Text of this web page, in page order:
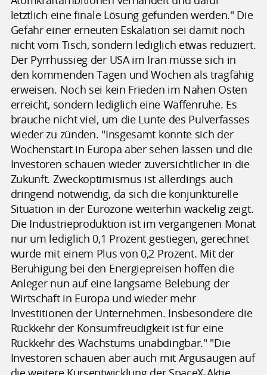
letztlich eine finale Lösung gefunden werden." Die
Gefahr einer erneuten Eskalation sei damit noch
nicht vom Tisch, sondern lediglich etwas reduziert.
Der Pyrrhussieg der USA im Iran müsse sich in
den kommenden Tagen und Wochen als tragfähig
erweisen. Noch sei kein Frieden im Nahen Osten
erreicht, sondern lediglich eine Waffenruhe. Es
brauche nicht viel, um die Lunte des Pulverfasses
wieder zu zünden. "Insgesamt konnte sich der
Wochenstart in Europa aber sehen lassen und die
Investoren schauen wieder zuversichtlicher in die
Zukunft. Zweckoptimismus ist allerdings auch
dringend notwendig, da sich die konjunkturelle
Situation in der Eurozone weiterhin wackelig zeigt.
Die Industrieproduktion ist im vergangenen Monat
nur um lediglich 0,1 Prozent gestiegen, gerechnet
wurde mit einem Plus von 0,2 Prozent. Mit der
Beruhigung bei den Energiepreisen hoffen die
Anleger nun auf eine langsame Belebung der
Wirtschaft in Europa und wieder mehr
Investitionen der Unternehmen. Insbesondere die
Rückkehr der Konsumfreudigkeit ist für eine
Rückkehr des Wachstums unabdingbar." "Die
Investoren schauen aber auch mit Argusaugen auf